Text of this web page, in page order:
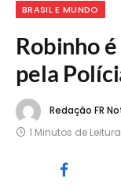
BRASIL E MUNDO
Robinho
pela
Redação FR
1 Minutos de Leitura